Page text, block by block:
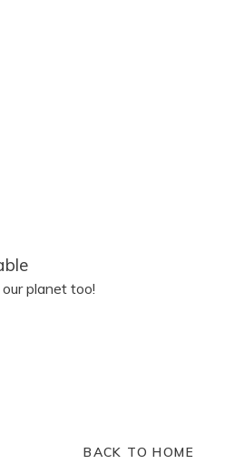
planet too!
BACK TO HOME